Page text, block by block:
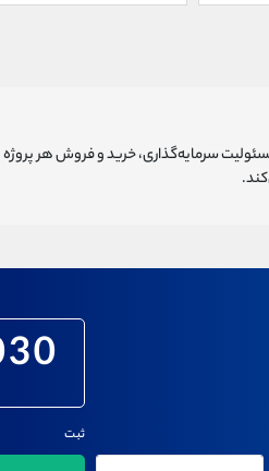
سرمایه‌گذاری، خرید و فروش هر
ثبت